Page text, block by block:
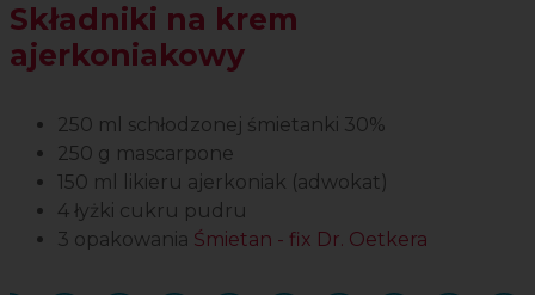
Składniki na krem
ajerkoniakowy
250 ml schłodzonej śmietanki 30%
250 g mascarpone
150 ml likieru ajerkoniak (adwokat)
4 łyżki cukru pudru
3 opakowania Śmietan - fix Dr. Oetkera